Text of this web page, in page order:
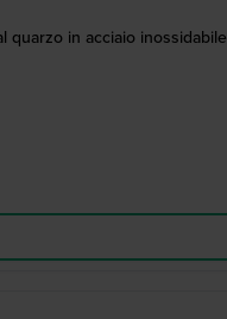
in acciaio inossidabile